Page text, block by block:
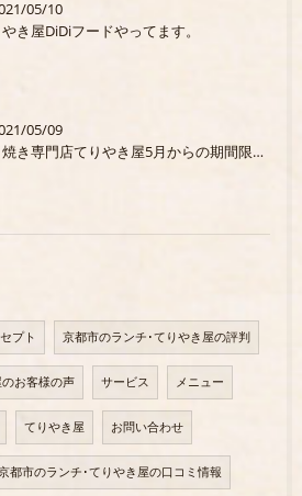
05/10
き屋DiDiフードやってます。
05/09
照り焼き専門店てりやき屋5月からの期間限定商品
プト 京都市のランチ･てりやき屋の評判
お客様の声 サービス メニュー
てりやき屋 お問い合わせ
都市のランチ･てりやき屋の口コミ情報